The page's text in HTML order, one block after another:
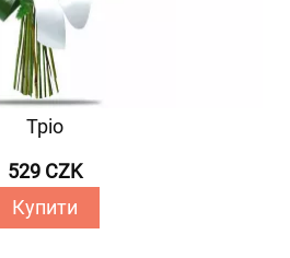
Тріо
529 CZK
Купити